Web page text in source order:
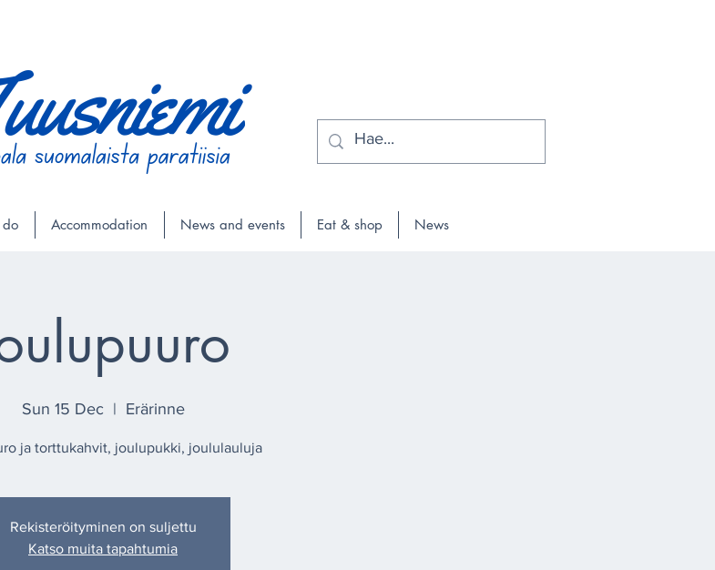
do Accommodation News and events Eat & shop News
Sun 15 Dec
  |
Erärinne
ja torttukahvit, joulupukki, joululauluja
Rekisteröityminen on suljettu
Katso muita tapahtumia